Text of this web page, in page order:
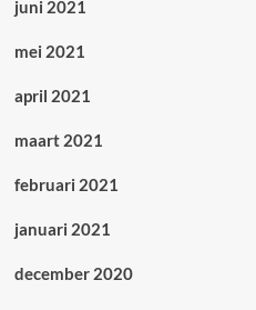
juni 2021
mei 2021
april 2021
maart 2021
februari 2021
januari 2021
december 2020